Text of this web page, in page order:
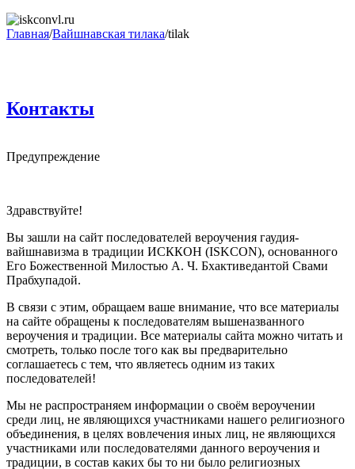
Главная/Вайшнавская тилака/tilak
Контакты
Предупреждение
Здравствуйте!
Вы зашли на сайт последователей вероучения гаудия-
вайшнавизма в традиции ИСККОН (ISKCON), основанного
Его Божественной Милостью А. Ч. Бхактиведантой Свами
Прабхупадой.
В связи с этим, обращаем ваше внимание, что все материалы
на сайте обращены к последователям вышеназванного
вероучения и традиции. Все материалы сайта можно читать и
смотреть, только после того как вы предварительно
соглашаетесь с тем, что являетесь одним из таких
последователей!
Мы не распространяем информации о своём вероучении
среди лиц, не являющихся участниками нашего религиозного
объединения, в целях вовлечения иных лиц, не являющихся
участниками или последователями данного вероучения и
традиции, в состав каких бы то ни было религиозных